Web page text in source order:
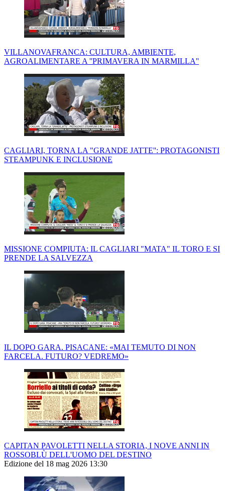
VILLANOVAFRANCA: CULTURA, AMBIENTE,
AGROALIMENTARE A ''PRIMAVERA IN MARMILLA''
CAGLIARI, TORNA LA "GRANDE JATTE'': PROTAGONISTI
STEAMPUNK E INCLUSIONE
MISSIONE COMPIUTA: IL CAGLIARI "MATA" IL TORO E SI
PRENDE LA SALVEZZA
IL DOPO GARA. PISACANE: «MAI TEMUTO DI NON
FARCELA. FUTURO? VEDREMO»
CAPITAN PAVOLETTI NELLA STORIA, I NOVE ANNI IN
ROSSOBLÙ DELL'UOMO DEL DESTINO
Edizione del 18 mag 2026 13:30